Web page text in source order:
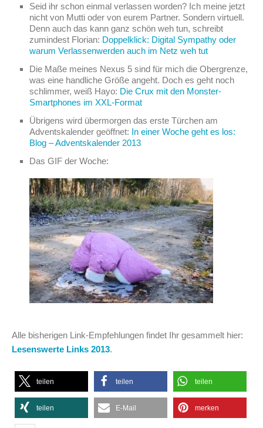
Seid ihr schon einmal verlassen worden? Ich meine jetzt
nicht von Mutti oder von eurem Partner. Sondern virtuell.
Denn auch das kann ganz schön weh tun, schreibt
zumindest Florian: Doppelklick: Digital Sympathy oder
warum Verlassenwerden auch im Netz weh tut
Die Maße meines Nexus 5 sind für mich die Obergrenze,
was eine handliche Größe angeht. Doch es geht noch
schlimmer, weiß Hayo: Die Crux mit den Monster-
Smartphones im XXL-Format
Übrigens wird übermorgen das erste Türchen am
Adventskalender geöffnet: In einer Woche geht es los:
Blog – Adventskalender 2013
Das GIF der Woche:
Alle bisherigen Link-Empfehlungen findet Ihr gesammelt hier:
Lesenswerte Links 2013.
teilen teilen teilen
teilen E-Mail merken